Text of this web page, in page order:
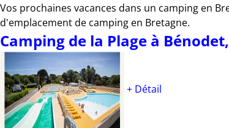
Vos prochaines vacances dans un camping en
d'emplacement de camping en Bretagne.
Camping de la Plage à
+ Détail